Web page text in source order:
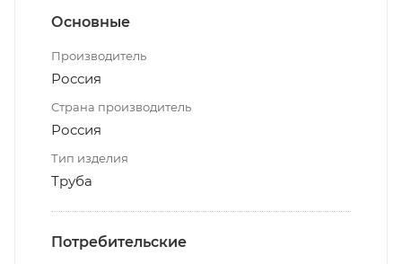
Основные
Производитель
Россия
Страна производитель
Россия
Тип изделия
Труба
Потребительские